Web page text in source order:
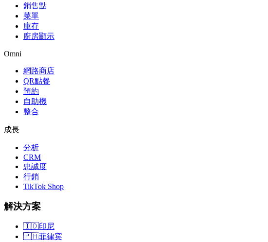
銷售點
菜單
庫存
廚房顯示
Omni
網路商店
QR點餐
預約
自助機
整合
成長
分析
CRM
忠誠度
行銷
TikTok Shop
解決方案
🇮🇩印尼
🇵🇭菲律宾